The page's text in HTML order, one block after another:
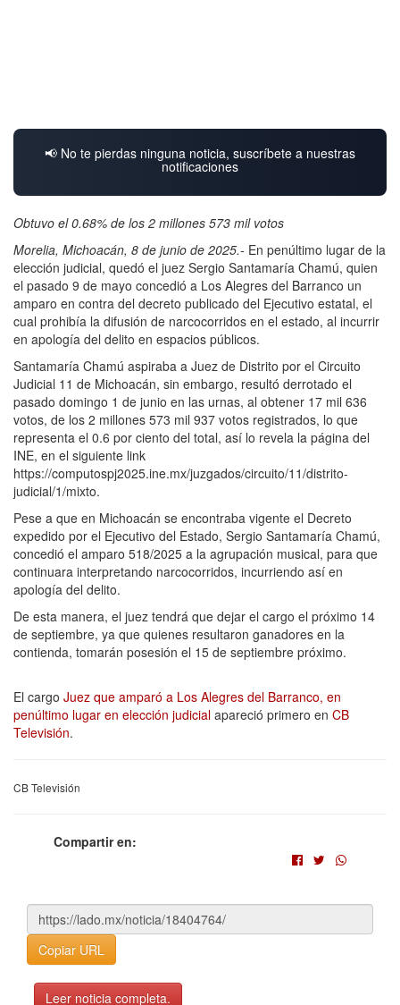
📢 No te pierdas ninguna noticia, suscríbete a nuestras
notificaciones
Obtuvo el 0.68% de los 2 millones 573 mil votos
Morelia, Michoacán, 8 de junio de 2025.- En penúltimo lugar de la
elección judicial, quedó el juez Sergio Santamaría Chamú, quien
el pasado 9 de mayo concedió a Los Alegres del Barranco un
amparo en contra del decreto publicado del Ejecutivo estatal, el
cual prohibía la difusión de narcocorridos en el estado, al incurrir
en apología del delito en espacios públicos.
Santamaría Chamú aspiraba a Juez de Distrito por el Circuito
Judicial 11 de Michoacán, sin embargo, resultó derrotado el
pasado domingo 1 de junio en las urnas, al obtener 17 mil 636
votos, de los 2 millones 573 mil 937 votos registrados, lo que
representa el 0.6 por ciento del total, así lo revela la página del
INE, en el siguiente link
https://computospj2025.ine.mx/juzgados/circuito/11/distrito-
judicial/1/mixto.
Pese a que en Michoacán se encontraba vigente el Decreto
expedido por el Ejecutivo del Estado, Sergio Santamaría Chamú,
concedió el amparo 518/2025 a la agrupación musical, para que
continuara interpretando narcocorridos, incurriendo así en
apología del delito.
De esta manera, el juez tendrá que dejar el cargo el próximo 14
de septiembre, ya que quienes resultaron ganadores en la
contienda, tomarán posesión el 15 de septiembre próximo.
El cargo Juez que amparó a Los Alegres del Barranco, en
penúltimo lugar en elección judicial apareció primero en CB
Televisión.
CB Televisión
Compartir en:
Copiar URL
Leer noticia completa.